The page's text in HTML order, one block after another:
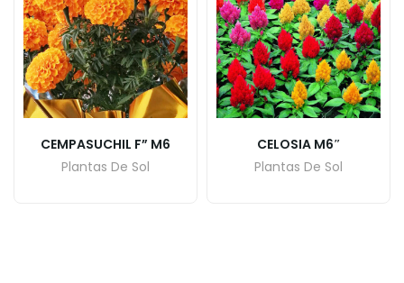
CEMPASUCHIL F” M6
Plantas De Sol
CELOSIA M6″
Plantas De Sol